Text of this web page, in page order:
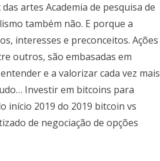
artes Academia de pesquisa de
também não. E porque a
interesses e preconceitos. Ações
outros, são embasadas em
e a valorizar cada vez mais
Investir em bitcoins para
início 2019 do 2019 bitcoin vs
de negociação de opções